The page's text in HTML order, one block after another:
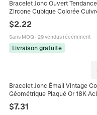
Bracelet Jonc Ouvert
Zircone Cubique Colorée
Plaqué Or 18 Carats Bracelet
Arc-En-Ciel Pour Femmes Style
Luxe
$2.22
Sans MOQ · 29 vendus récemment
Livraison gratuite
Bracelet Jonc Émail Vintage
Géométrique Plaqué Or 18K
Rétro
$7.31